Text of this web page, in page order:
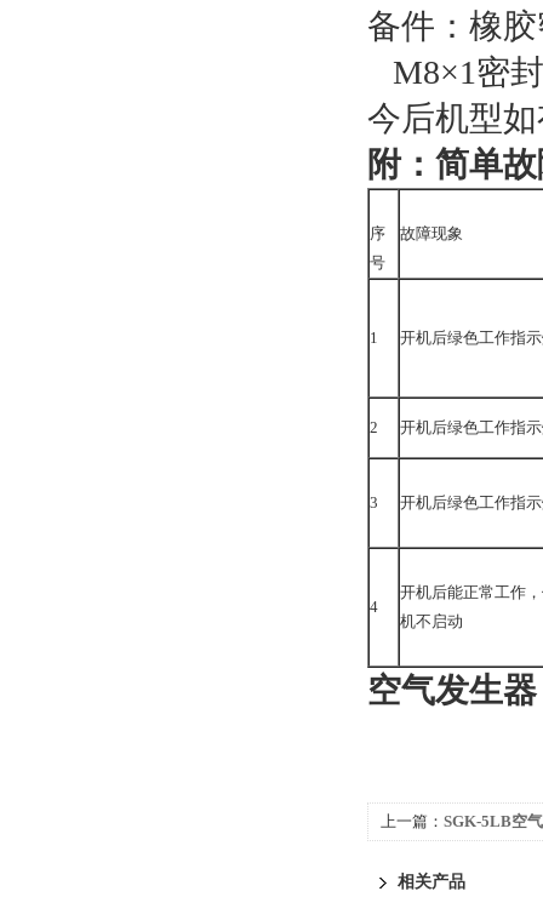
备件：橡
M8×1密
今后机型
附：简单
序
号
故障现象
1 开机后绿色工作指
2 开机后绿色工作指
3 开机后绿色工作指
4
开机后能正常工作
机不启动
空气发生
上一篇： SGK-5LB空
相关产品